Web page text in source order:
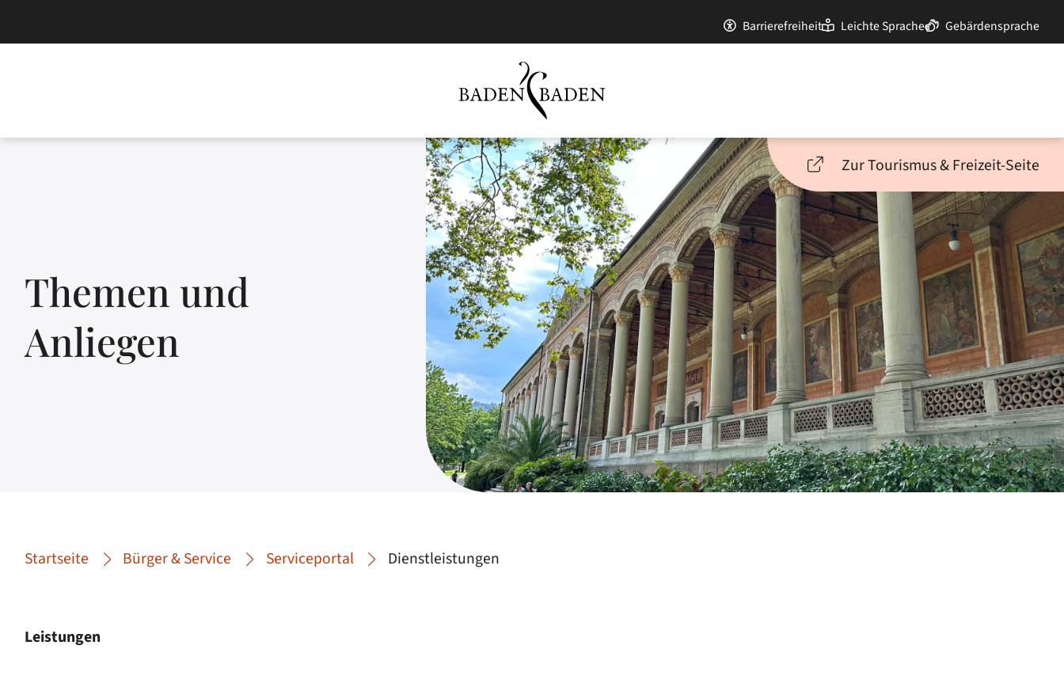
Barrierefreiheit Leichte Sprache Gebärdensprache
Zur Tourismus & Freizeit-Seite
Themen und
Anliegen
Startseite Bürger & Service Serviceportal Dienstleistungen
Leistungen